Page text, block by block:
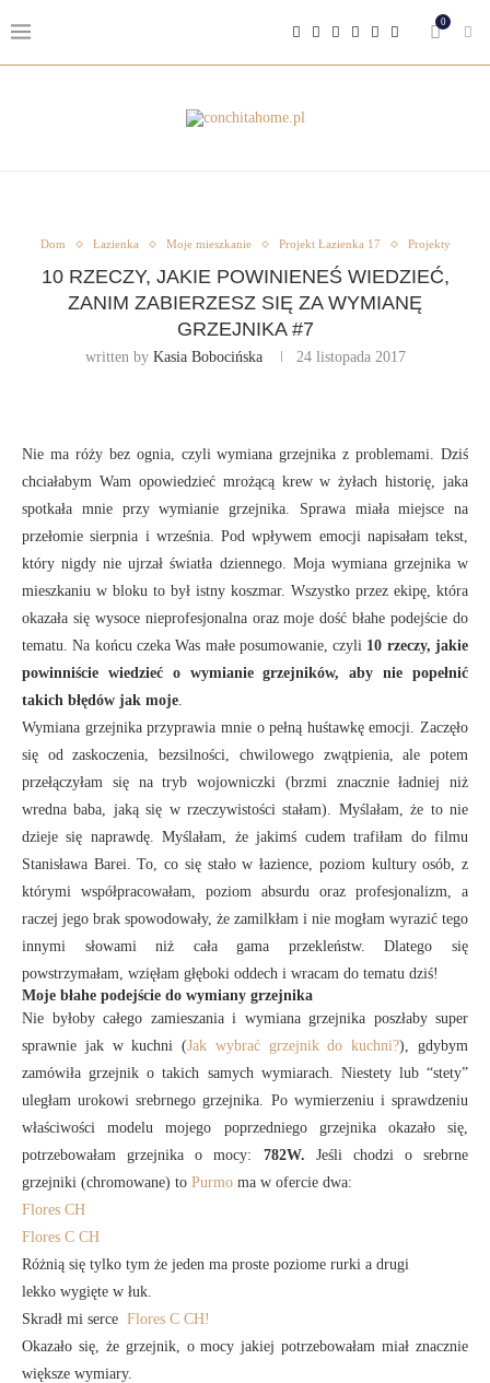
0
Dom Łazienka Moje mieszkanie Projekt Łazienka 17 Projekty
10 RZECZY, JAKIE POWINIENEŚ WIEDZIEĆ,
ZANIM ZABIERZESZ SIĘ ZA WYMIANĘ
GRZEJNIKA #7
written by Kasia Bobocińska 24 listopada 2017
Nie ma róży bez ognia, czyli wymiana grzejnika z problemami. Dziś
chciałabym Wam opowiedzieć mrożącą krew w żyłach historię, jaka
spotkała mnie przy wymianie grzejnika. Sprawa miała miejsce na
przełomie sierpnia i września. Pod wpływem emocji napisałam tekst,
który nigdy nie ujrzał światła dziennego. Moja wymiana grzejnika w
mieszkaniu w bloku to był istny koszmar. Wszystko przez ekipę, która
okazała się wysoce nieprofesjonalna oraz moje dość błahe podejście do
tematu. Na końcu czeka Was małe posumowanie, czyli 10 rzeczy, jakie
powinniście wiedzieć o wymianie grzejników, aby nie popełnić
takich błędów jak moje.
Wymiana grzejnika przyprawia mnie o pełną huśtawkę emocji. Zaczęło
się od zaskoczenia, bezsilności, chwilowego zwątpienia, ale potem
przełączyłam się na tryb wojowniczki (brzmi znacznie ładniej niż
wredna baba, jaką się w rzeczywistości stałam). Myślałam, że to nie
dzieje się naprawdę. Myślałam, że jakimś cudem trafiłam do filmu
Stanisława Barei. To, co się stało w łazience, poziom kultury osób, z
którymi współpracowałam, poziom absurdu oraz profesjonalizm, a
raczej jego brak spowodowały, że zamilkłam i nie mogłam wyrazić tego
innymi słowami niż cała gama przekleństw. Dlatego się
powstrzymałam, wzięłam głęboki oddech i wracam do tematu dziś!
Moje błahe podejście do wymiany grzejnika
Nie byłoby całego zamieszania i wymiana grzejnika poszłaby super
sprawnie jak w kuchni (Jak wybrać grzejnik do kuchni?), gdybym
zamówiła grzejnik o takich samych wymiarach. Niestety lub “stety”
uległam urokowi srebrnego grzejnika. Po wymierzeniu i sprawdzeniu
właściwości modelu mojego poprzedniego grzejnika okazało się,
potrzebowałam grzejnika o mocy: 782W. Jeśli chodzi o srebrne
grzejniki (chromowane) to Purmo ma w ofercie dwa:
Flores CH
Flores C CH
Różnią się tylko tym że jeden ma proste poziome rurki a drugi
lekko wygięte w łuk.
Skradł mi serce Flores C CH!
Okazało się, że grzejnik, o mocy jakiej potrzebowałam miał znacznie
większe wymiary.